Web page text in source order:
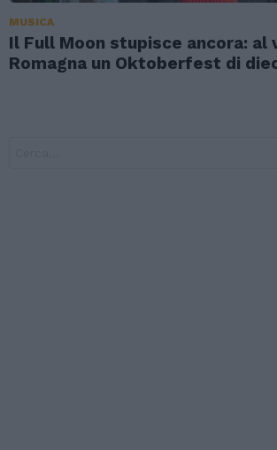
MUSICA
Il Full Moon stupisce ancora: al
Romagna un Oktoberfest di